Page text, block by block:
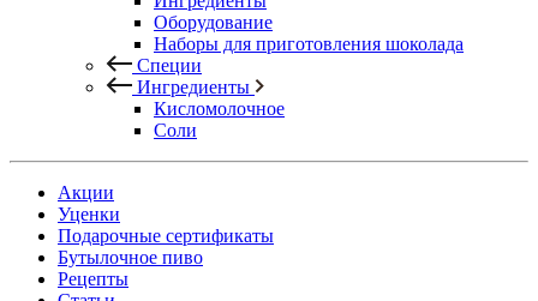
Оборудование
Наборы для приготовления шоколада
Специи
Ингредиенты
Кисломолочное
Соли
Акции
Уценки
Подарочные сертификаты
Бутылочное пиво
Рецепты